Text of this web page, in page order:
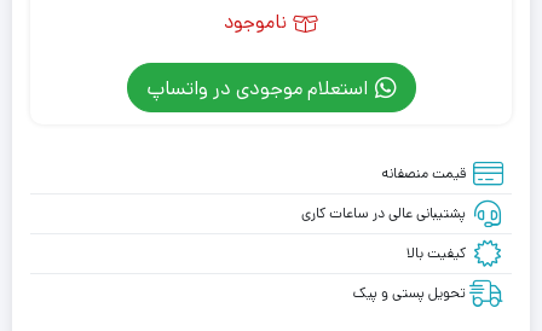
ناموجود
استعلام موجودی در واتساپ
قیمت منصفانه
پشتیبانی عالی در ساعات کاری
کیفیت بالا
تحویل پستی و پیک